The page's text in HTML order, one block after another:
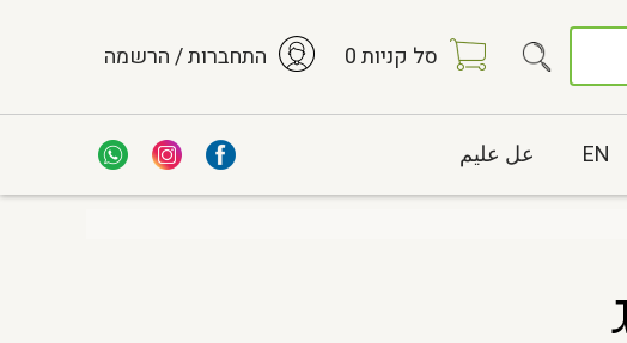
סל קניות0 התחברות / הרשמה
EN عل عليم